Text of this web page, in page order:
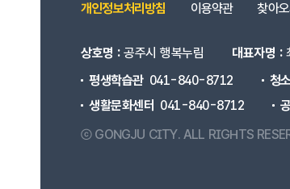
개인정보처리방침 이용약관 찾아
상호명 :공주시 행복누림 대표자명 :
평생학습관 041-840-8712 청
생활문화센터 041-840-8712
ⓒ GONGJU CITY. ALL RIGHTS